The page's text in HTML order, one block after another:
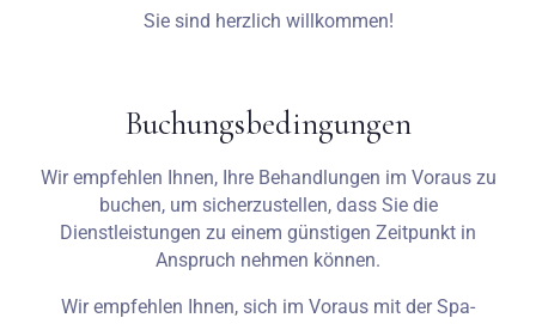
Sie sind herzlich willkommen!
Buchungsbedingungen
Wir empfehlen Ihnen, Ihre Behandlungen im Voraus zu
buchen, um sicherzustellen, dass Sie die
Dienstleistungen zu einem günstigen Zeitpunkt in
Anspruch nehmen können.
Wir empfehlen Ihnen, sich im Voraus mit der Spa-
0
SUCHE